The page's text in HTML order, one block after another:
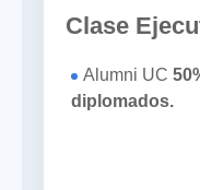
Clase
Alumni UC
diplomados.